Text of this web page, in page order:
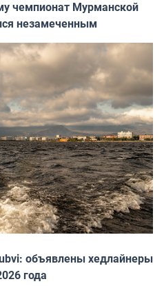
чемпионат Мурманской
незамеченным
объявлены хедлайнеры
года